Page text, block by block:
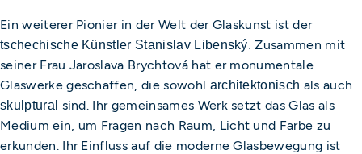
Ein weiterer Pionier in der Welt der Glaskunst ist der
tschechische Künstler Stanislav Libenský.Zusammen mit
seiner Frau Jaroslava Brychtová hat er monumentale
Glaswerke geschaffen, die sowohl architektonisch als auch
skulptural sind. Ihr gemeinsames Werk setzt das Glas als
Medium ein, um Fragen nach Raum, Licht und Farbe zu
erkunden. Ihr Einfluss auf die moderne Glasbewegung ist